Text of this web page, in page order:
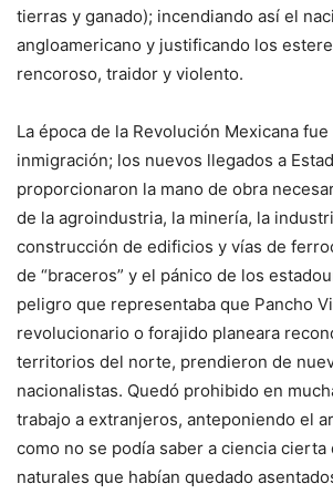
tierras y ganado); incendiando así el
angloamericano y justificando los
rencoroso, traidor y violento.
La época de la Revolución Mexicana
inmigración; los nuevos llegados a
proporcionaron la mano de obra
de la agroindustria, la minería, la
construcción de edificios y vías de
de “braceros” y el pánico de los
peligro que representaba que Pancho
revolucionario o forajido planeara
territorios del norte, prendieron de
nacionalistas. Quedó prohibido en
trabajo a extranjeros, anteponiendo el
como no se podía saber a ciencia cierta
naturales que habían quedado